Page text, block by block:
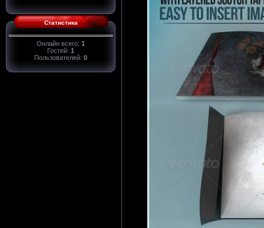
Статистика
Онлайн всего: 1
Гостей: 1
Пользователей: 0